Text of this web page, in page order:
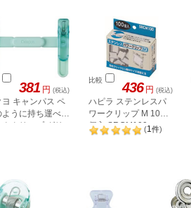
381 円 (税込)
ヨ キャンパス ペ
ように持ち運べる
ククリップ グリ
比較 436 円 (税込)
ハピラ ステンレスパ
ワークリップ M 100
個入 SRCM100(1件)